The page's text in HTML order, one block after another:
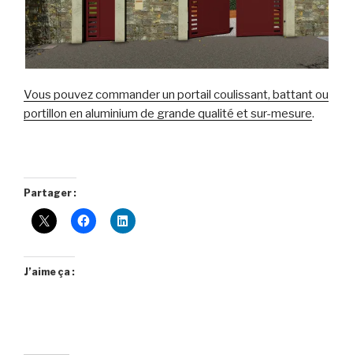
Vous pouvez commander un portail coulissant, battant ou
portillon en aluminium de grande qualité et sur-mesure.
Partager :
J’aime ça :